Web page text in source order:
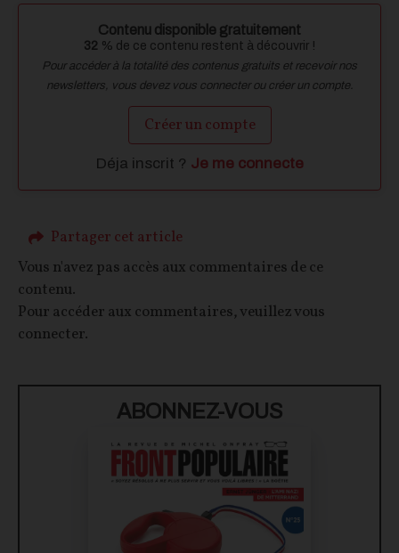
Contenu disponible gratuitement
32 % de ce contenu restent à découvrir !
Pour accéder à la totalité des contenus gratuits et recevoir nos
newsletters, vous devez vous connecter ou créer un compte.
Créer un compte
Déja inscrit ? Je me connecte
Partager cet article
Vous n'avez pas accès aux commentaires de ce
contenu.
Pour accéder aux commentaires, veuillez vous
connecter.
ABONNEZ-VOUS